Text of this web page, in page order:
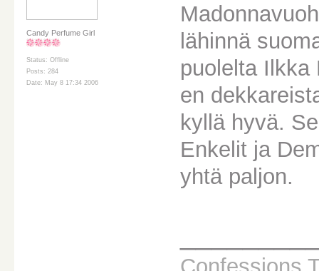
Candy Perfume Girl
Status: Offline
Posts: 284
Date: May 8 17:34 2006
lähinnä
puolelta Ilkka
en
kyllä hyvä.
Enkelit ja
yhtä paljon.